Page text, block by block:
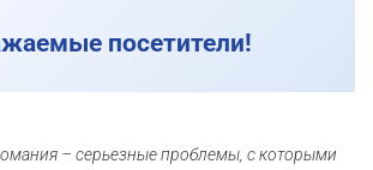
посетители!
– серьезные проблемы, с которыми